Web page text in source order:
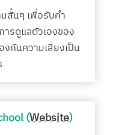
สั้นๆ เพื่อรับคำ
ารดูแลตัวเองของ
กันความเสี่ยงเป็น
(Website)